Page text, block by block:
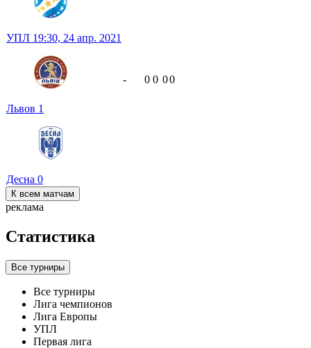
УПЛ 19:30, 24 апр. 2021
Львов 1
Десна 0
- 0 0 00
К всем матчам
реклама
Статистика
Все турниры
Все турниры
Лига чемпионов
Лига Европы
УПЛ
Первая лига